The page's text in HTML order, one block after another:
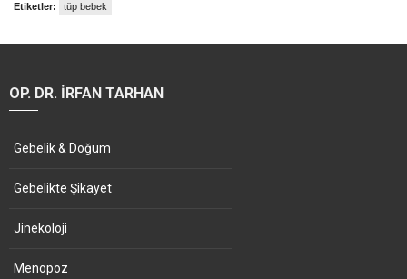
Etiketler: tüp bebek
OP. DR. İRFAN TARHAN
Gebelik & Doğum
Gebelikte Şikayet
Jinekoloji
Menopoz